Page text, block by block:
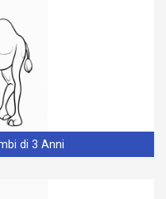
di 3 Anni